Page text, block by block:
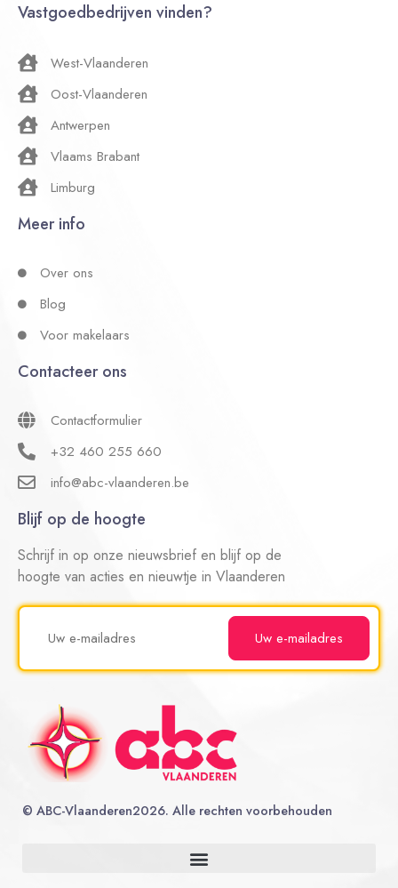
Vastgoedbedrijven vinden?
West-Vlaanderen
Oost-Vlaanderen
Antwerpen
Vlaams Brabant
Limburg
Meer info
Over ons
Blog
Voor makelaars
Contacteer ons
Contactformulier
+32 460 255 660
info@abc-vlaanderen.be
Blijf op de hoogte
Schrijf in op onze nieuwsbrief en blijf op de
hoogte van acties en nieuwtje in Vlaanderen
© ABC-Vlaanderen2026. Alle rechten voorbehouden